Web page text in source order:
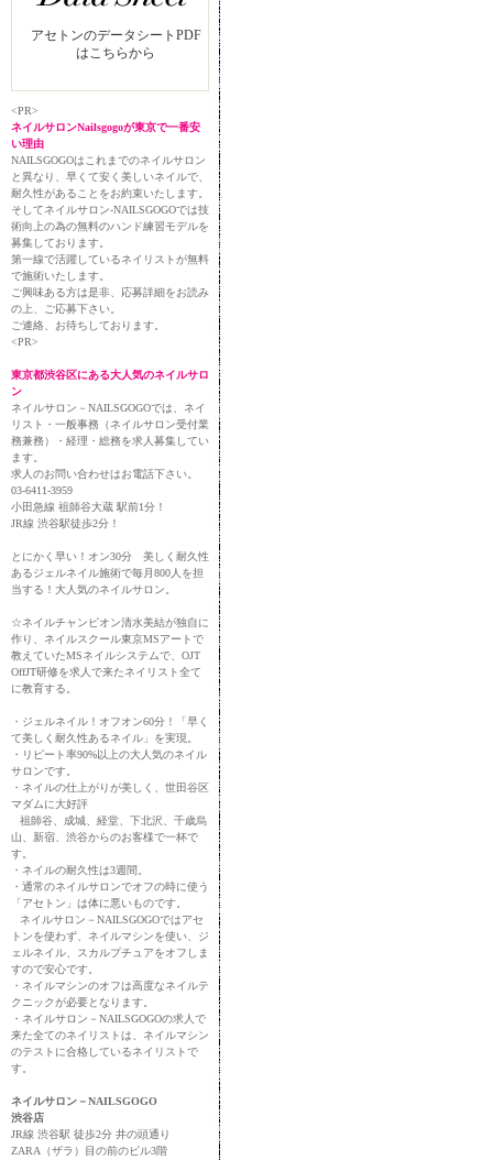
アセトンのデータシートPDF
はこちらから
<PR>
ネイルサロンNailsgogoが東京で一番安
い理由
NAILSGOGOはこれまでのネイルサロン
と異なり、早くて安く美しいネイルで、
耐久性があることをお約束いたします。
そしてネイルサロン-NAILSGOGOでは技
術向上の為の無料のハンド練習モデルを
募集しております。
第一線で活躍しているネイリストが無料
で施術いたします。
ご興味ある方は是非、応募詳細をお読み
の上、ご応募下さい。
ご連絡、お待ちしております。
<PR>
東京都渋谷区にある大人気のネイルサロ
ン
ネイルサロン－NAILSGOGOでは、ネイ
リスト・一般事務（ネイルサロン受付業
務兼務）・経理・総務を求人募集してい
ます。
求人のお問い合わせはお電話下さい。
03-6411-3959
小田急線 祖師谷大蔵 駅前1分！
JR線 渋谷駅徒歩2分！
とにかく早い！オン30分 美しく耐久性
あるジェルネイル施術で毎月800人を担
当する！大人気のネイルサロン。
☆ネイルチャンピオン清水美結が独自に
作り、ネイルスクール東京MSアートで
教えていたMSネイルシステムで、OJT
OffJT研修を求人で来たネイリスト全て
に教育する。
・ジェルネイル！オフオン60分！「早く
て美しく耐久性あるネイル」を実現。
・リピート率90%以上の大人気のネイル
サロンです。
・ネイルの仕上がりが美しく、世田谷区
マダムに大好評
祖師谷、成城、経堂、下北沢、千歳烏
山、新宿、渋谷からのお客様で一杯で
す。
・ネイルの耐久性は3週間。
・通常のネイルサロンでオフの時に使う
「アセトン」は体に悪いものです。
ネイルサロン－NAILSGOGOではアセ
トンを使わず、ネイルマシンを使い、ジ
ェルネイル、スカルプチュアをオフしま
すので安心です。
・ネイルマシンのオフは高度なネイルテ
クニックが必要となります。
・ネイルサロン－NAILSGOGOの求人で
来た全てのネイリストは、ネイルマシン
のテストに合格しているネイリストで
す。
ネイルサロン－NAILSGOGO
渋谷店
JR線 渋谷駅 徒歩2分 井の頭通り
ZARA（ザラ）目の前のビル3階